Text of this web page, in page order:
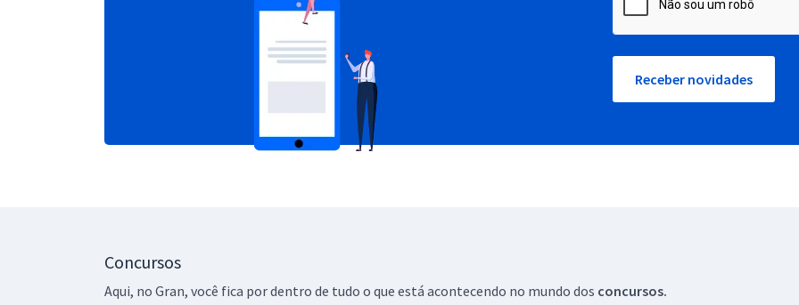
Receber novidades
Concursos
Aqui, no Gran, você fica por dentro de tudo o que está acontecendo no mundo dos concursos.